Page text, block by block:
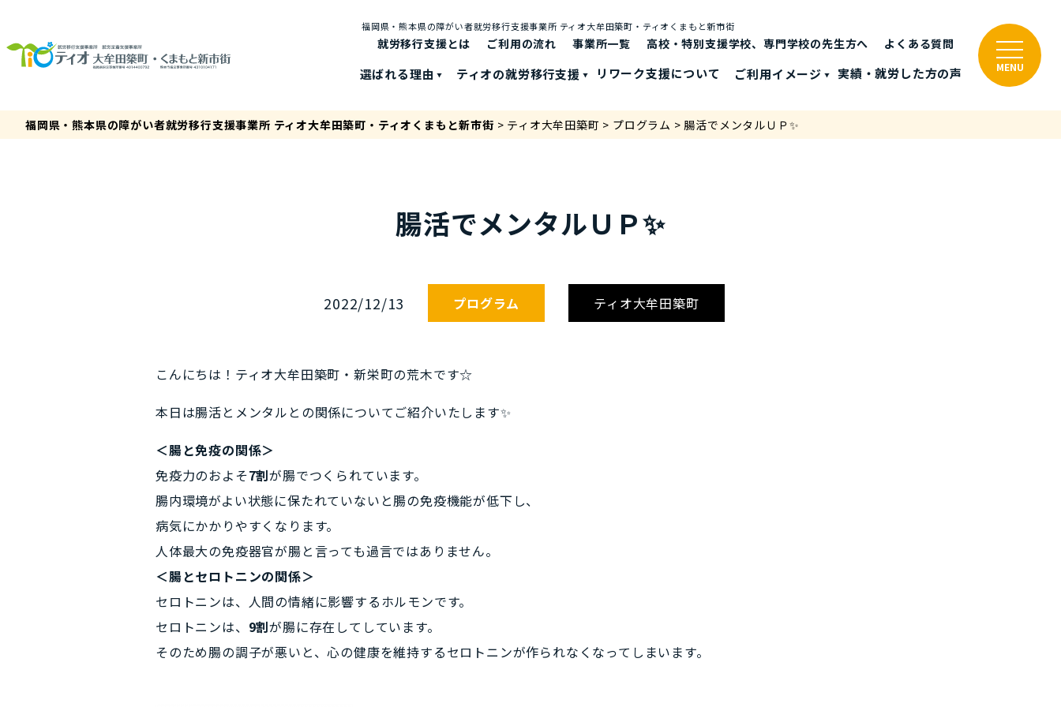
福岡県・熊本県の障がい者就労移⾏⽀援事業所 ティオ⼤牟⽥築町・ティオくまもと新市街
就労移行支援とは ご利⽤の流れ 事業所一覧 高校・特別支援学校、専門学校の先生方へ よくある質問
選ばれる理由 ティオの就労移⾏⽀援 リワーク支援について ご利⽤イメージ 実績・就労した⽅の声 MENU
福岡県・熊本県の障がい者就労移行支援事業所 ティオ大牟田築町・ティオくまもと新市街 > ティオ大牟田築町 > プログラム > 腸活でメンタルＵＰ✨
腸活でメンタルＵＰ✨
2022/12/13 プログラム ティオ大牟田築町
こんにちは！ティオ大牟田築町・新栄町の荒木です☆
本日は腸活とメンタルとの関係についてご紹介いたします✨
＜腸と免疫の関係＞
免疫力のおよそ7割が腸でつくられています。
腸内環境がよい状態に保たれていないと腸の免疫機能が低下し、
病気にかかりやすくなります。
人体最大の免疫器官が腸と言っても過言ではありません。
＜腸とセロトニンの関係＞
セロトニンは、人間の情緒に影響するホルモンです。
セロトニンは、 9割が腸に存在してしています。
そのため腸の調子が悪いと、心の健康を維持するセロトニンが作られなくなってしまいます。